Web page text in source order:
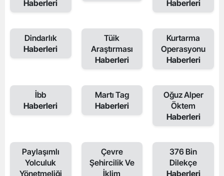
Haberleri
Haberleri
Dindarlık
Haberleri
Tüik
Araştırması
Haberleri
Kurtarma
Operasyonu
Haberleri
İbb
Haberleri
Martı Tag
Haberleri
Oğuz Alper
Öktem
Haberleri
Paylaşımlı
Yolculuk
Yönetmeliği
Çevre
Şehircilik Ve
İklim
376 Bin
Dilekçe
Haberleri